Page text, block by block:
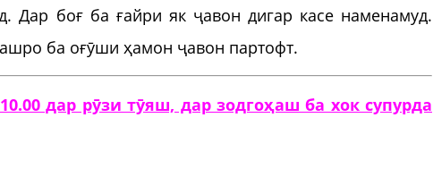
Дар боғ ба ғайри як ҷавон дигар касе наменамуд.
ба оғӯши ҳамон ҷавон партофт.
дар рӯзи тӯяш, дар зодгоҳаш ба хок супурда